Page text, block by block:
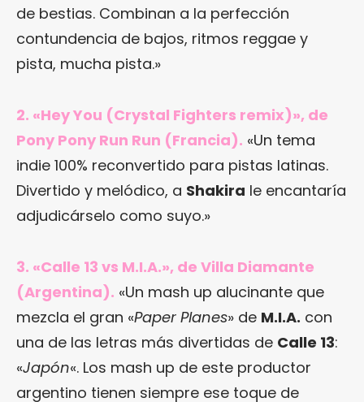
de bestias. Combinan a la perfección
contundencia de bajos, ritmos reggae y
pista, mucha pista.»
2. «Hey You (Crystal Fighters remix)», de
Pony Pony Run Run (Francia). «Un tema
indie 100% reconvertido para pistas latinas.
Divertido y melódico, a Shakira le encantaría
adjudicárselo como suyo.»
3. «Calle 13 vs M.I.A.», de Villa Diamante
(Argentina). «Un mash up alucinante que
mezcla el gran «Paper Planes» de M.I.A. con
una de las letras más divertidas de Calle 13:
«Japón«. Los mash up de este productor
argentino tienen siempre ese toque de